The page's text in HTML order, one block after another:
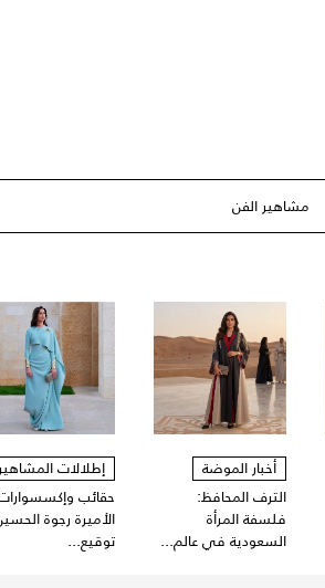
مشاهير الفن
أخبار الموضة
الترف المحافظ:
فلسفة المرأة
السعودية في عالم...
إطلالات
حقائب
الأميرة رجوة
توقيع...